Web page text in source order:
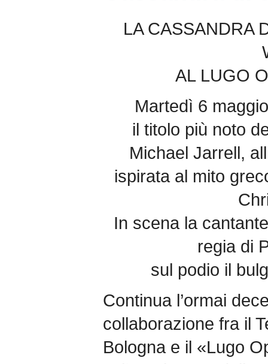
LA CASSANDRA
AL LUGO
Martedì 6
il titolo più noto
Michael Jarrell,
ispirata al mito
In scena la
regia di
sul podio il
Continua l’ormai
collaborazione fra il
Bologna e il «Lugo